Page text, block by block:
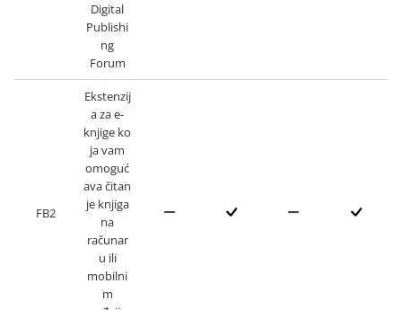
Digital
Publishi
ng
Forum
FB2
Ekstenzij
a za e-
knjige ko
ja vam
omoguć
ava čitan
je knjiga
na
računar
u ili
mobilni
m